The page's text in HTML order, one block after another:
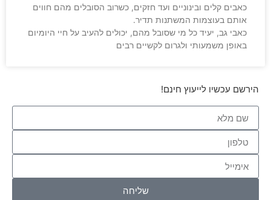
כאבים קלים ובינוניים ועד חזקים, כשרוב הסובלים מהם חווים
אותם בעוצמות המשתנות תדיר.
כאבי גב, יעיד כל מי שסובל מהם, יכולים להעיב על חיי היומיום
באופן משמעותי ולגרום לקשיים רבים
הירשם עכשיו לייעוץ חינם!
שליחה